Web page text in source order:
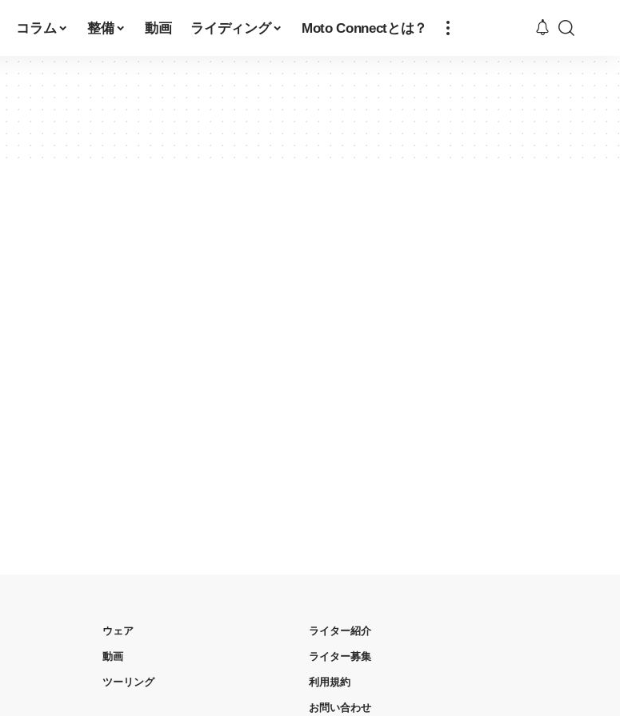
コラム 整備 動画 ライディング Moto Connectとは？
ウェア
動画
ツーリング
ライター紹介
ライター募集
利用規約
お問い合わせ